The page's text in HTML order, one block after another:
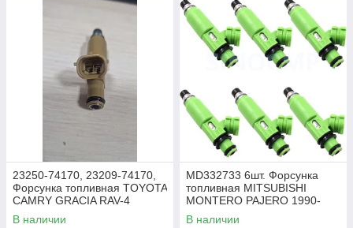
23250-74170, 23209-74170,
Форсунка топливная TOYOTA
CAMRY GRACIA RAV-4
CALDINA LITEACE TOWNACE
В наличии
MD332733 6шт. Форсунка
топливная MITSUBISHI
MONTERO PAJERO 1990-
2006
В наличии